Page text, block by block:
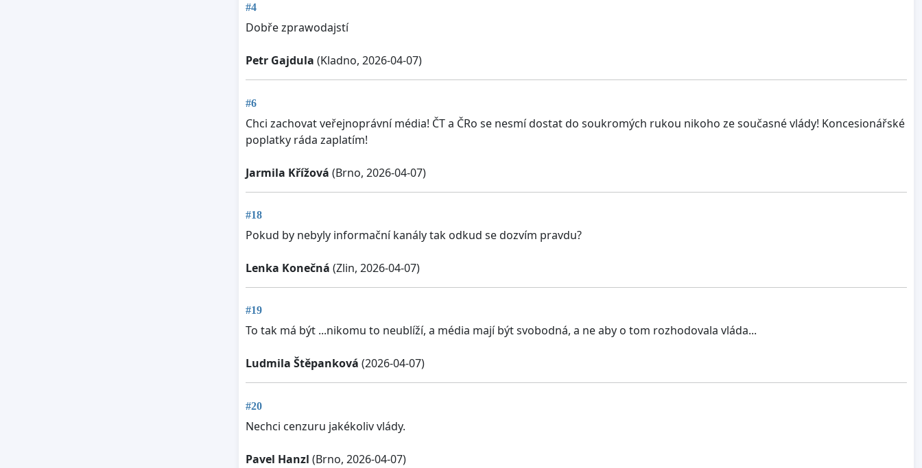
#4
Dobře zprawodajstí
Petr Gajdula (Kladno, 2026-04-07)
#6
Chci zachovat veřejnoprávní média! ČT a ČRo se nesmí dostat do soukromých rukou nikoho ze současné vlády! Koncesionářské
poplatky ráda zaplatím!
Jarmila Křížová (Brno, 2026-04-07)
#18
Pokud by nebyly informační kanály tak odkud se dozvím pravdu?
Lenka Konečná (Zlin, 2026-04-07)
#19
To tak má být ...nikomu to neublíží, a média mají být svobodná, a ne aby o tom rozhodovala vláda...
Ludmila Štěpanková (2026-04-07)
#20
Nechci cenzuru jakékoliv vlády.
Pavel Hanzl (Brno, 2026-04-07)